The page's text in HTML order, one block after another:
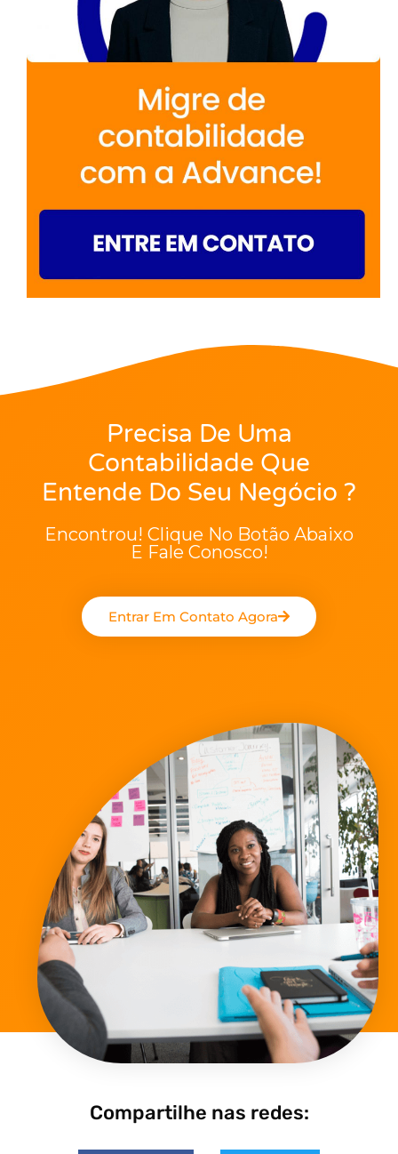
Precisa De Uma
Contabilidade Que
Entende Do Seu Negócio ?
Encontrou! Clique No Botão Abaixo
E Fale Conosco!
Entrar Em Contato Agora
Compartilhe nas redes: